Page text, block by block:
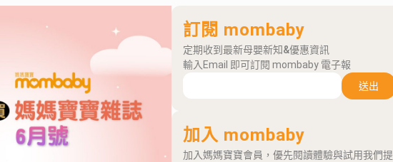
訂閱 mombaby
定期收到最新母嬰新知&優惠資訊
輸入Email 即可訂閱 mombaby 電子報
送出
加入 mombaby
加入媽媽寶寶會員，優先閱讀體驗與試用我們提